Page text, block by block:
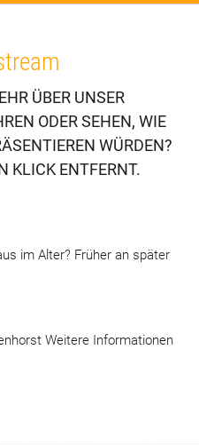
ÜBER UNSER
ODER SEHEN, WIE
WÜRDEN?
KLICK ENTFERNT.
im Alter? Früher an später
Weitere Informationen